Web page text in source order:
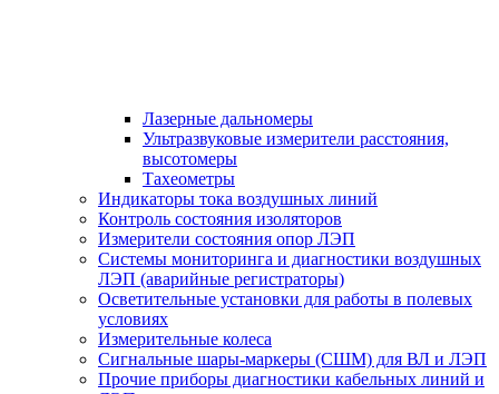
Лазерные дальномеры
Ультразвуковые измерители расстояния,
высотомеры
Тахеометры
Индикаторы тока воздушных линий
Контроль состояния изоляторов
Измерители состояния опор ЛЭП
Системы мониторинга и диагностики воздушных
ЛЭП (аварийные регистраторы)
Осветительные установки для работы в полевых
условиях
Измерительные колеса
Сигнальные шары-маркеры (СШМ) для ВЛ и ЛЭП
Прочие приборы диагностики кабельных линий и